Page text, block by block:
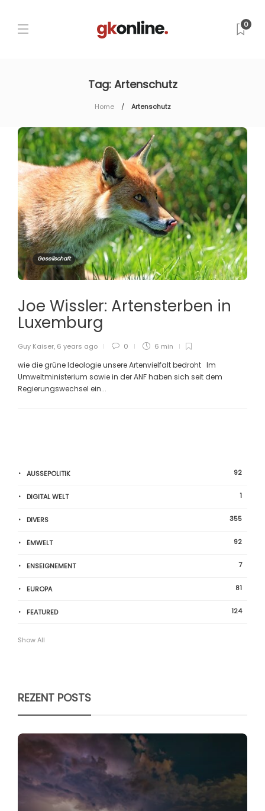
0
Tag: Artenschutz
Home Artenschutz
Gesellschaft
Joe Wissler: Artensterben in
Luxemburg
Guy Kaiser, 6 years ago 0 6 min
wie die grüne Ideologie unsere Artenvielfalt bedroht Im
Umweltministerium sowie in der ANF haben sich seit dem
Regierungswechsel ein...
AUSSEPOLITIK 92
DIGITAL WELT 1
DIVERS 355
ËMWELT 92
ENSEIGNEMENT 7
EUROPA 81
FEATURED 124
Show All
REZENT POSTS